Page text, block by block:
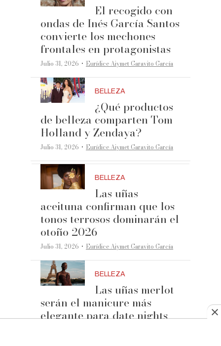
El recogido con
ondas de Inés García Santos
convierte los mechones
frontales en protagonistas
Julio 31, 2026 ·Eurídice Aiymet Garavito García
BELLEZA
¿Qué productos
de belleza comparten Tom
Holland y Zendaya?
Julio 31, 2026 ·Eurídice Aiymet Garavito García
BELLEZA
Las uñas
aceituna confirman que los
tonos terrosos dominarán el
otoño 2026
Julio 31, 2026 ·Eurídice Aiymet Garavito García
BELLEZA
Las uñas merlot
serán el manicure más
elegante para date nights